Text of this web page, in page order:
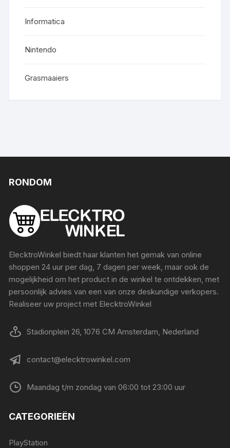
Informatica
Nintendo
Grasmaaiers
RONDOM
ElecktroWinkel biedt haar klanten het gemak van online
shoppen 24 uur per dag, 7 dagen per week, maar ook de
mogelijkheid om het product in de winkel te ontdekken, met
persoonlijk advies van een van onze deskundige verkopers.
Realiseer uw project met ElecktroWinkel
Stadionplein 26, 1076 CM Amsterdam, Nederland
contact@elecktrowinkel.com
Maandag t/m zondag van 06:00 tot 23:00 uur
CATEGORIEËN
PlayStation